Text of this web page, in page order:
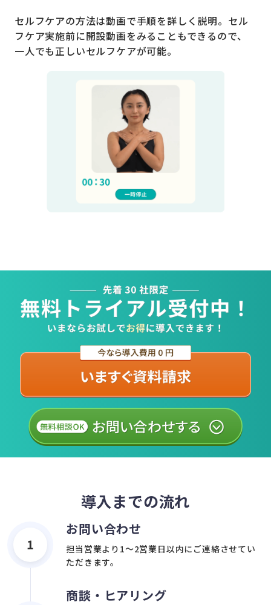
セルフケアの方法は動画で手順を詳しく説明。セル
フケア実施前に開設動画をみることもできるので、
一人でも正しいセルフケアが可能。
導入までの流れ
1
お問い合わせ
担当営業より1〜2営業日以内にご連絡させてい
ただきます。
商談・ヒアリング